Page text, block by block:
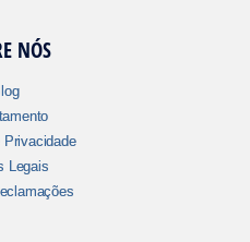
NÓS
Privacidade
Legais